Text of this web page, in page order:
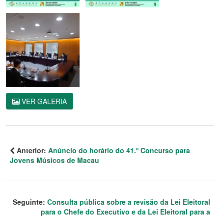
VER GALERIA
Anterior: Anúncio do horário do 41.º Concurso para
Jovens Músicos de Macau
Seguinte: Consulta pública sobre a revisão da Lei Eleitoral
para o Chefe do Executivo e da Lei Eleitoral para a